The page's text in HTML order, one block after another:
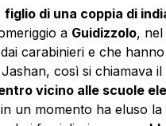
figlio di una coppia di
a Guidizzolo, nel
carabinieri e che
così si chiamava il
vicino alle scuole
un momento ha eluso